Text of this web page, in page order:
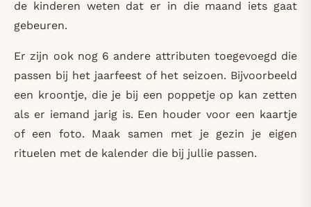
de kinderen weten dat er in die maand iets gaat
gebeuren.
Er zijn ook nog 6 andere attributen toegevoegd die
passen bij het jaarfeest of het seizoen. Bijvoorbeeld
een kroontje, die je bij een poppetje op kan zetten
als er iemand jarig is. Een houder voor een kaartje
of een foto. Maak samen met je gezin je eigen
rituelen met de kalender die bij jullie passen.